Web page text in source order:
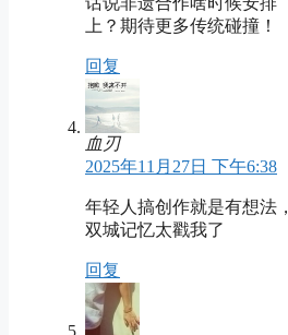
上？期待更多传统碰撞！
回复
血刃
2025年11月27日 下午6:38
年轻人搞创作就是有想法，
双城记忆太戳我了
回复